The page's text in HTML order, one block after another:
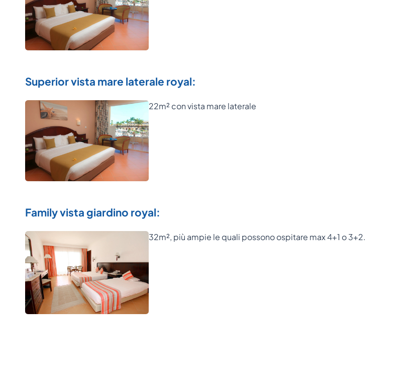
Superior vista mare laterale royal:
22m² con vista mare laterale
Family vista giardino royal:
32m², più ampie le quali possono ospitare max 4+1 o 3+2.